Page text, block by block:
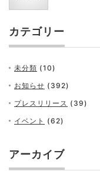
カテゴリー
未分類 (10)
お知らせ (392)
プレスリリース (39)
イベント (62)
アーカイブ